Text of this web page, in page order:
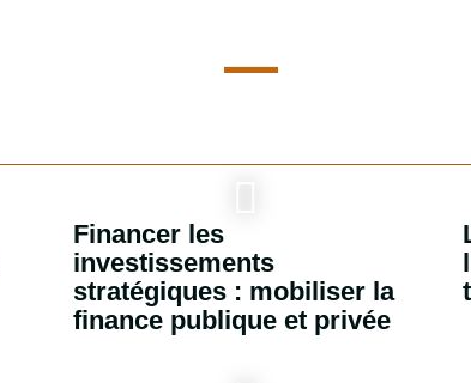
Financer les
investissements
stratégiques : mobiliser la
finance publique et privée